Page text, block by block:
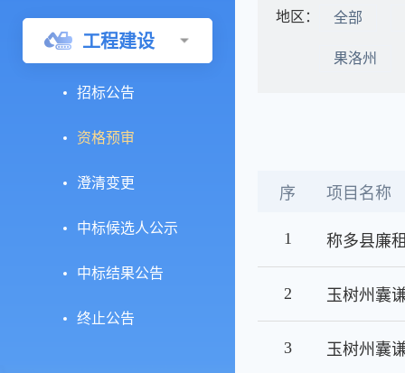
工程建设
招标公告
资格预审
澄清变更
中标候选人公示
中标结果公告
终止公告
地区： 全部
果洛州
序 项目名称
1 称多县廉
2
3